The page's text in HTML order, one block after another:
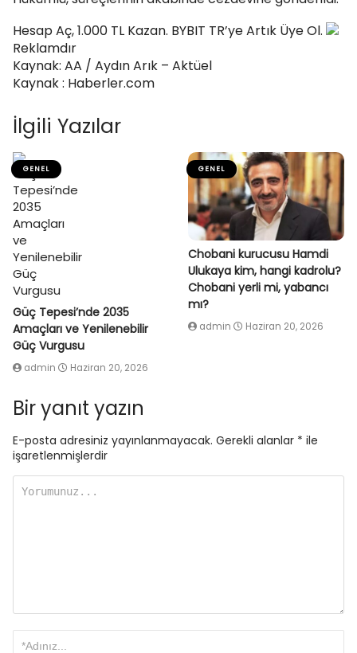
Hesap Aç, 1.000 TL Kazan. BYBIT TR’ye Artık Üye Ol.
Reklamdır
Kaynak: AA / Aydın Arık – Aktüel
Kaynak : Haberler.com
İlgili Yazılar
GENEL
Güç Tepesi’nde 2035
Amaçları ve Yenilenebilir
Güç Vurgusu
admin Haziran 20, 2026
GENEL
Chobani kurucusu Hamdi
Ulukaya kim, hangi kadrolu?
Chobani yerli mi, yabancı
mı?
admin Haziran 20, 2026
Bir yanıt yazın
E-posta adresiniz yayınlanmayacak. Gerekli alanlar * ile
işaretlenmişlerdir